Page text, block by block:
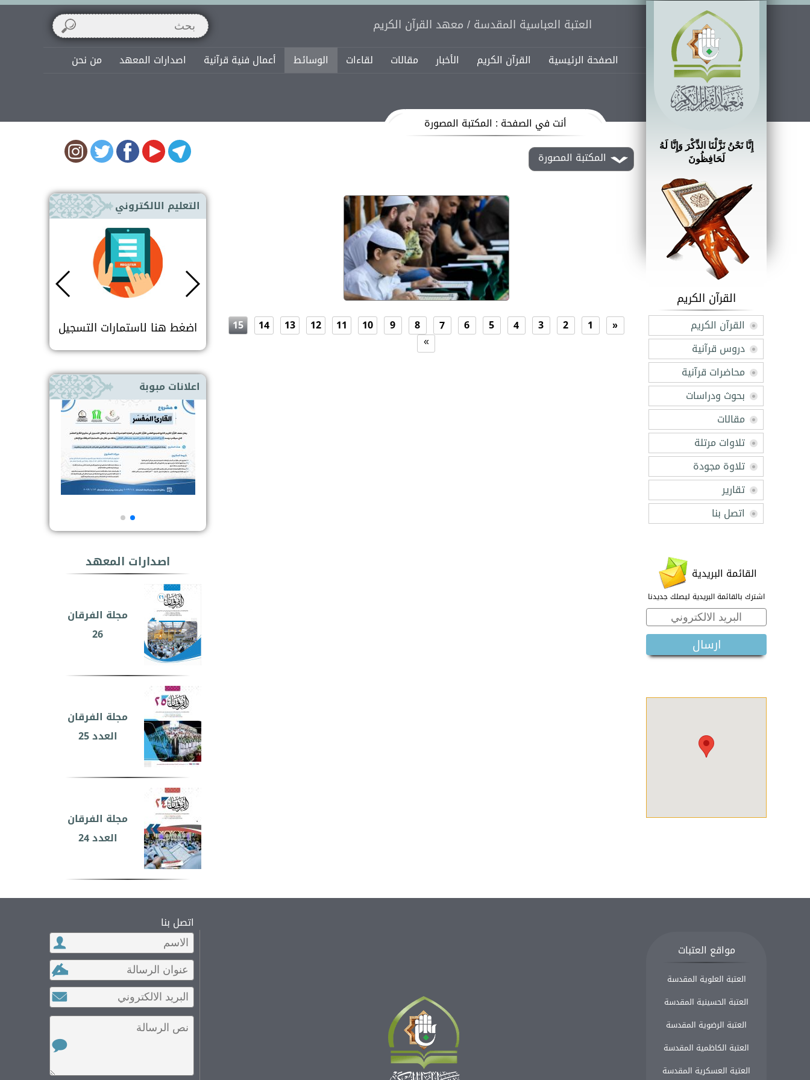
إِنَّا نَحْنُ نَزَّلْنَا الذِّكْرَ وَإِنَّا لَهُ
لَحَافِظُونَ
القرآن الكريم
القرآن الكريم
دروس قرآنية
محاضرات قرآنية
بحوث ودراسات
مقالات
تلاوات مرتلة
تلاوة مجودة
تقارير
اتصل بنا
القائمة البريدية
اشترك بالقائمة البريدية ليصلك جديدنا
العتبة العباسية المقدسة / معهد القرآن الكريم
الصفحة الرئيسية القرآن الكريم الأخبار مقالات لقاءات الوسائط أعمال فنية قرآنية اصدارات المعهد من نحن
أنت في الصفحة : المكتبة المصورة
المكتبة المصورة
«
1
2
3
4
5
6
7
8
9
10
11
12
13
14
15
»
التعليم الالكتروني
اضغط هنا لاستمارات التسجيل اضغط هنا لاستمارات التسجيل
اعلانات مبوبة
اصدارات المعهد
مجلة الفرقان
26
مجلة الفرقان
العدد 25
مجلة الفرقان
العدد 24
مواقع العتبات
العتبة العلوية المقدسة
العتبة الحسينية المقدسة
العتبة الرضوية المقدسة
العتبة الكاظمية المقدسة
العتية العسكرية المقدسة
اتصل بنا